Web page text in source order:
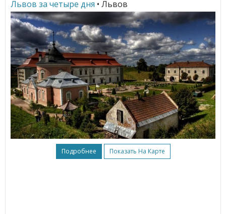
Львов за четыре дня • Львов
Подробнее Показать На Карте